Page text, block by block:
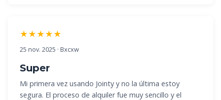
★★★★★
25 nov. 2025 · Bxcxw
Super
Mi primera vez usando Jointy y no la última estoy
segura. El proceso de alquiler fue muy sencillo y el